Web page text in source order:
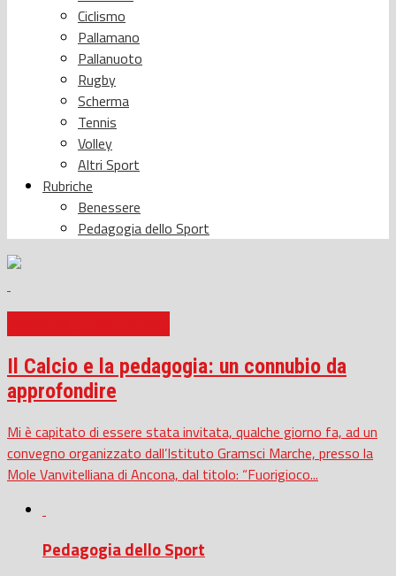
Ciclismo
Pallamano
Pallanuoto
Rugby
Scherma
Tennis
Volley
Altri Sport
Rubriche
Benessere
Pedagogia dello Sport
Il Calcio e la pedagogia: un connubio da
approfondire
Mi è capitato di essere stata invitata, qualche giorno fa, ad un
convegno organizzato dall’Istituto Gramsci Marche, presso la
Mole Vanvitelliana di Ancona, dal titolo: “Fuorigioco...
Pedagogia dello Sport